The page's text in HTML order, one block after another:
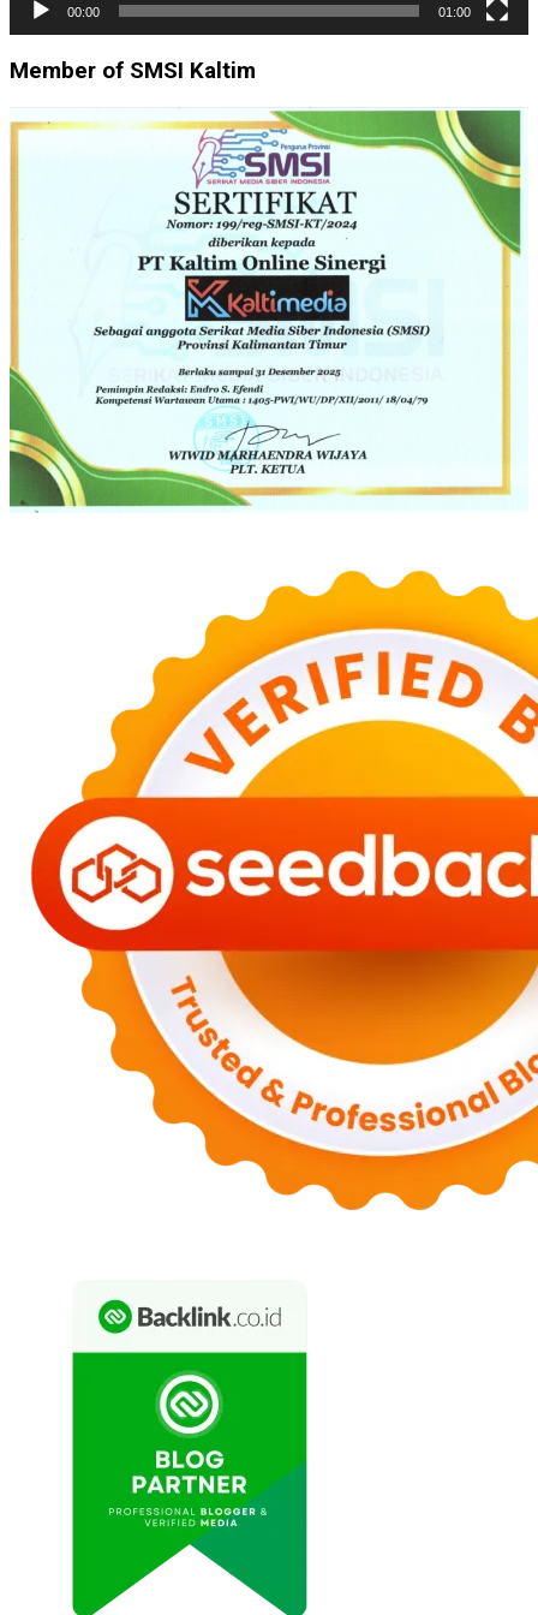
00:00 01:00
Member of SMSI Kaltim